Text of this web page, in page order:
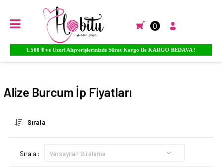
0
1.500 ₺ ve Üzeri Alışverişlerinizde Sürat Kargo İle KARGO BEDAVA !
Anasayfa EL ÖRGÜ İPLİKLERİ Alize El Örgü İpleri Burcum
Alize Burcum İp Fiyatları
Sırala
Sırala :